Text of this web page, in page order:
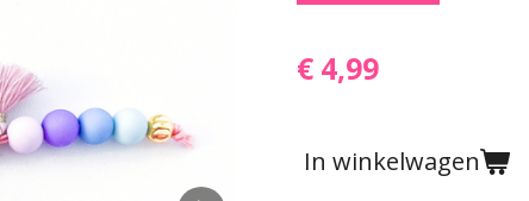
€ 4,99
In winkelwagen